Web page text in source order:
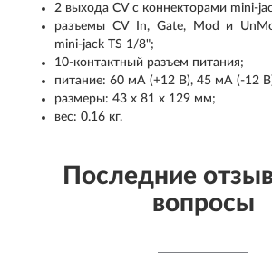
2 выхода CV с коннекторами mini-
разъемы CV In, Gate, Mod и
mini-jack TS 1/8";
10-контактный разъем питания;
питание: 60 мА (+12 В), 45 мА (-12
размеры: 43 х 81 х 129 мм;
вес: 0.16 кг.
Последние
вопросы